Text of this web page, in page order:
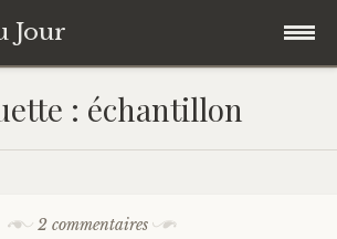
Jour
Générale
: échantillon
2 commentaires